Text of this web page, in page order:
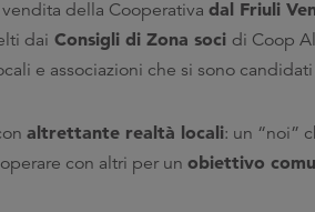
della Cooperativa dal Friuli
dai Consigli di Zona soci di Coop
e associazioni che si sono
altrettante realtà locali: un “noi”
con altri per un obiettivo